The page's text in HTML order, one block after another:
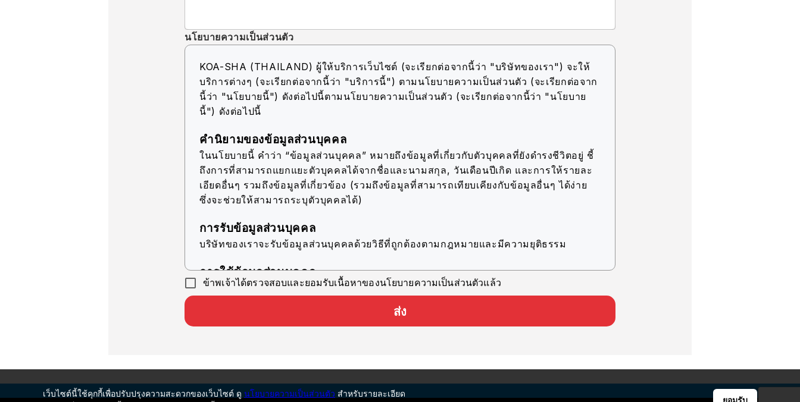
นโยบายความเป็นส่วนตัว
KOA-SHA (THAILAND) ผู้ให้บริการเว็บไซต์ (จะเรียกต่อจากนี้ว่า "บริษัทของเรา") จะให้
บริการต่างๆ (จะเรียกต่อจากนี้ว่า "บริการนี้") ตามนโยบายความเป็นส่วนตัว (จะเรียกต่อจาก
นี้ว่า "นโยบายนี้") ดังต่อไปนี้ตามนโยบายความเป็นส่วนตัว (จะเรียกต่อจากนี้ว่า "นโยบาย
นี้") ดังต่อไปนี้
คำนิยามของข้อมูลส่วนบุคคล
ในนโยบายนี้ คำว่า “ข้อมูลส่วนบุคคล” หมายถึงข้อมูลที่เกี่ยวกับตัวบุคคลที่ยังดำรงชีวิตอยู่ ชี้
ถึงการที่สามารถแยกแยะตัวบุคคลได้จากชื่อและนามสกุล, วันเดือนปีเกิด และการให้รายละ
เอียดอื่นๆ รวมถึงข้อมูลที่เกี่ยวข้อง (รวมถึงข้อมูลที่สามารถเทียบเคียงกับข้อมูลอื่นๆ ได้ง่าย
ซึ่งจะช่วยให้สามารถระบุตัวบุคคลได้)
การรับข้อมูลส่วนบุคคล
บริษัทของเราจะรับข้อมูลส่วนบุคคลด้วยวิธีที่ถูกต้องตามกฎหมายและมีความยุติธรรม
การใช้ข้อมูลส่วนบุคคล
บริษัทของเราจะใช้ข้อมูลส่วนบุคคลตราบเท่าที่จำเป็นสำหรับการดำเนินธุรกิจ ภายในขอบเขต
เพื่อรองรับในการติดต่อสอบถามที่เกี่ยวข้องกับบริการนี้
เพื่อเตรียมข้อมูลจากการดาวน์โหลดแคตตาล็อกให้กับบริษัทสมาชิกแต่ละแห่ง และ
ดำเนินการทำแบบสอบถามที่เกี่ยวข้องกับบริการนี้
ข้าพเจ้าได้ตรวจสอบและยอมรับเนื้อหาของนโยบายความเป็นส่วนตัวแล้ว
ส่ง
เว็บไซต์นี้ใช้คุกกี้เพื่อปรับปรุงความสะดวกของเว็บไซต์ ดู นโยบายความเป็นส่วนตัว สำหรับรายละเอียด